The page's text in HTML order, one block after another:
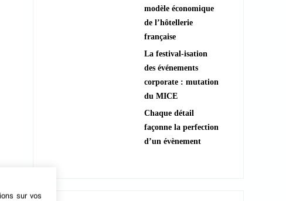
modèle économique
de l’hôtellerie
française
La festival-isation
des événements
corporate : mutation
du MICE
Chaque détail
façonne la perfection
d’un évènement
sur vos